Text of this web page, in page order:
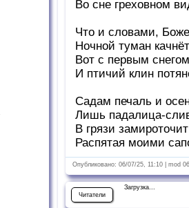
Во сне греховном
Что и словами,
Ночной туман
Вот с первым
И птичий клин
Садам печаль и
Лишь падалица-
В грязи
Распятая моими
Опубликовано: 06/07/25, 11:10 | mod
Читатели
Загрузка...